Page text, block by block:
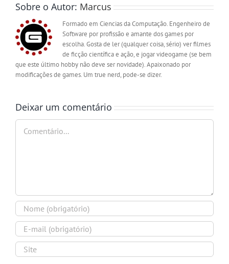
Sobre o Autor: Marcus
Formado em Ciencias da Computação. Engenheiro de
Software por profissão e amante dos games por
escolha. Gosta de ler (qualquer coisa, sério) ver filmes
de ficção científica e ação, e jogar videogame (se bem
que este último hobby não deve ser novidade). Apaixonado por
modificações de games. Um true nerd, pode-se dizer.
Deixar um comentário
Comentário